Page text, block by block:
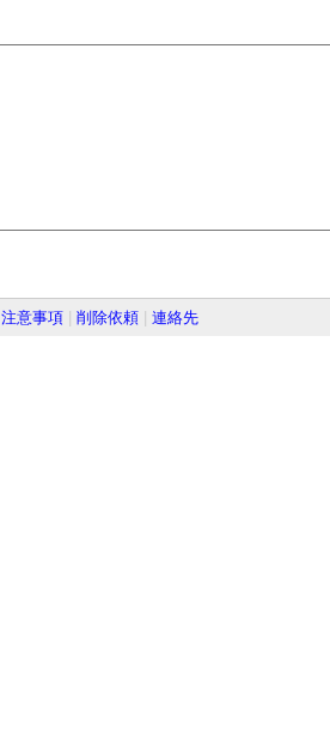
注意事項 削除依頼 連絡先